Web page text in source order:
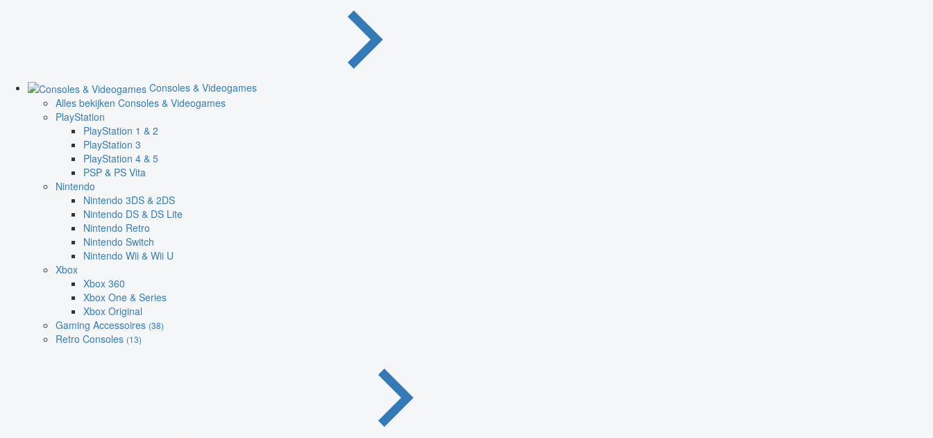
Consoles & Videogames
Alles bekijken Consoles & Videogames
PlayStation
PlayStation 1 & 2
PlayStation 3
PlayStation 4 & 5
PSP & PS Vita
Nintendo
Nintendo 3DS & 2DS
Nintendo DS & DS Lite
Nintendo Retro
Nintendo Switch
Nintendo Wii & Wii U
Xbox
Xbox 360
Xbox One & Series
Xbox Original
Gaming Accessoires (38)
Retro Consoles (13)